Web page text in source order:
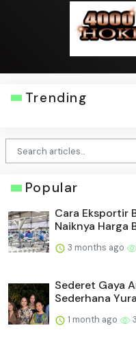
Trending
Popular
Cara Eksportir
Naiknya Harga
3 months ago
Sederet Gaya
Sederhana
1 month ago